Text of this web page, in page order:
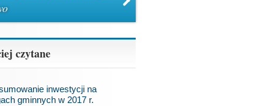
czytane
inwestycji na
gminnych w 2017 r.